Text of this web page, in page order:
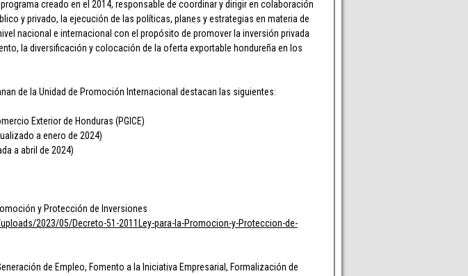
creado en el 2014, responsable de coordinar y dirigir en colaboración
y privado, la ejecución de las políticas, planes y estrategias en materia de
nacional e internacional con el propósito de promover la inversión privada
la diversificación y colocación de la oferta exportable hondureña en los
de la Unidad de Promoción Internacional destacan las siguientes:
Exterior de Honduras (PGICE)
a enero de 2024)
a abril de 2024)
y Protección de Inversiones
2023/05/Decreto-51-2011Ley-para-la-Promocion-y-Proteccion-de-
de Empleo, Fomento a la Iniciativa Empresarial, Formalización de